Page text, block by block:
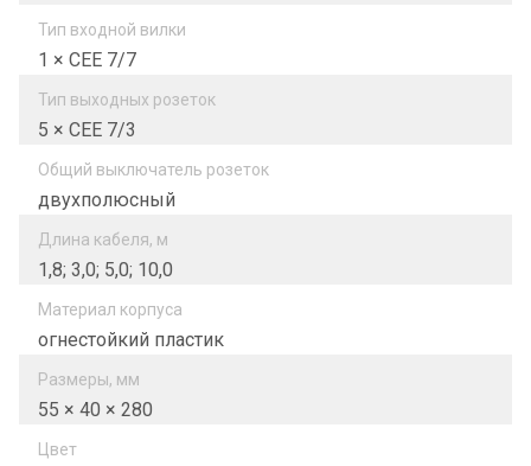
Тип входной вилки
1 × CEE 7/7
Тип выходных розеток
5 × CEE 7/3
Общий выключатель розеток
двухполюсный
Длина кабеля, м
1,8; 3,0; 5,0; 10,0
Материал корпуса
огнестойкий пластик
Размеры, мм
55 × 40 × 280
Цвет